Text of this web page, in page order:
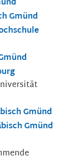
Gmünd
Gmünd
Gmünd